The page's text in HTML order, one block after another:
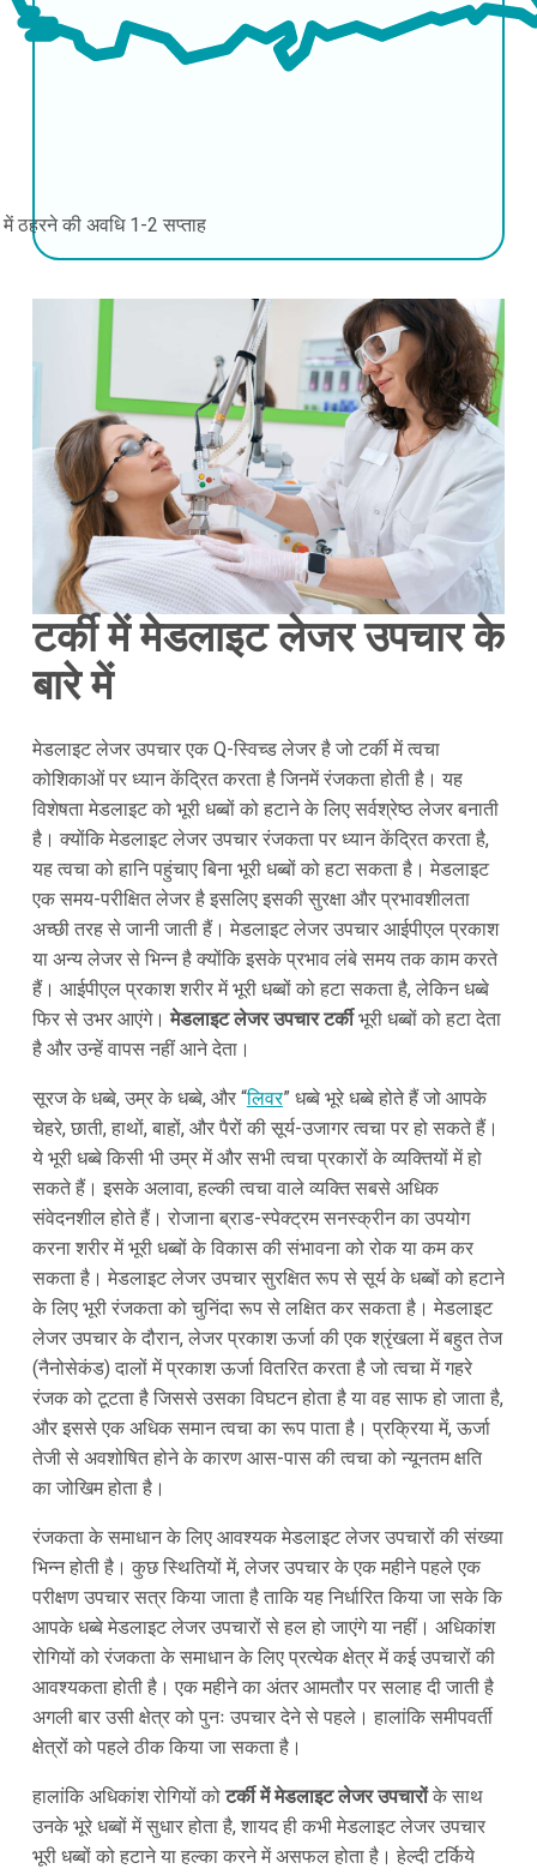
में ठहरने की अवधि 1-2 सप्ताह
टर्की में मेडलाइट लेजर उपचार के
बारे में
मेडलाइट लेजर उपचार एक Q-स्विच्ड लेजर है जो टर्की में त्वचा
कोशिकाओं पर ध्यान केंद्रित करता है जिनमें रंजकता होती है। यह
विशेषता मेडलाइट को भूरी धब्बों को हटाने के लिए सर्वश्रेष्ठ लेजर बनाती
है। क्योंकि मेडलाइट लेजर उपचार रंजकता पर ध्यान केंद्रित करता है,
यह त्वचा को हानि पहुंचाए बिना भूरी धब्बों को हटा सकता है। मेडलाइट
एक समय-परीक्षित लेजर है इसलिए इसकी सुरक्षा और प्रभावशीलता
अच्छी तरह से जानी जाती हैं। मेडलाइट लेजर उपचार आईपीएल प्रकाश
या अन्य लेजर से भिन्न है क्योंकि इसके प्रभाव लंबे समय तक काम करते
हैं। आईपीएल प्रकाश शरीर में भूरी धब्बों को हटा सकता है, लेकिन धब्बे
फिर से उभर आएंगे।मेडलाइट लेजर उपचार टर्कीभूरी धब्बों को हटा देता
है और उन्हें वापस नहीं आने देता।
सूरज के धब्बे, उम्र के धब्बे, और “लिवर” धब्बे भूरे धब्बे होते हैं जो आपके
चेहरे, छाती, हाथों, बाहों, और पैरों की सूर्य-उजागर त्वचा पर हो सकते हैं।
ये भूरी धब्बे किसी भी उम्र में और सभी त्वचा प्रकारों के व्यक्तियों में हो
सकते हैं। इसके अलावा, हल्की त्वचा वाले व्यक्ति सबसे अधिक
संवेदनशील होते हैं। रोजाना ब्राड-स्पेक्ट्रम सनस्क्रीन का उपयोग
करना शरीर में भूरी धब्बों के विकास की संभावना को रोक या कम कर
सकता है। मेडलाइट लेजर उपचार सुरक्षित रूप से सूर्य के धब्बों को हटाने
के लिए भूरी रंजकता को चुनिंदा रूप से लक्षित कर सकता है। मेडलाइट
लेजर उपचार के दौरान, लेजर प्रकाश ऊर्जा की एक श्रृंखला में बहुत तेज
(नैनोसेकंड) दालों में प्रकाश ऊर्जा वितरित करता है जो त्वचा में गहरे
रंजक को टूटता है जिससे उसका विघटन होता है या वह साफ हो जाता है,
और इससे एक अधिक समान त्वचा का रूप पाता है। प्रक्रिया में, ऊर्जा
तेजी से अवशोषित होने के कारण आस-पास की त्वचा को न्यूनतम क्षति
का जोखिम होता है।
रंजकता के समाधान के लिए आवश्यक मेडलाइट लेजर उपचारों की संख्या
भिन्न होती है। कुछ स्थितियों में, लेजर उपचार के एक महीने पहले एक
परीक्षण उपचार सत्र किया जाता है ताकि यह निर्धारित किया जा सके कि
आपके धब्बे मेडलाइट लेजर उपचारों से हल हो जाएंगे या नहीं। अधिकांश
रोगियों को रंजकता के समाधान के लिए प्रत्येक क्षेत्र में कई उपचारों की
आवश्यकता होती है। एक महीने का अंतर आमतौर पर सलाह दी जाती है
अगली बार उसी क्षेत्र को पुनः उपचार देने से पहले। हालांकि समीपवर्ती
क्षेत्रों को पहले ठीक किया जा सकता है।
हालांकि अधिकांश रोगियों कोटर्की में मेडलाइट लेजर उपचारोंके साथ
उनके भूरे धब्बों में सुधार होता है, शायद ही कभी मेडलाइट लेजर उपचार
भूरी धब्बों को हटाने या हल्का करने में असफल होता है। हेल्दी टर्किये